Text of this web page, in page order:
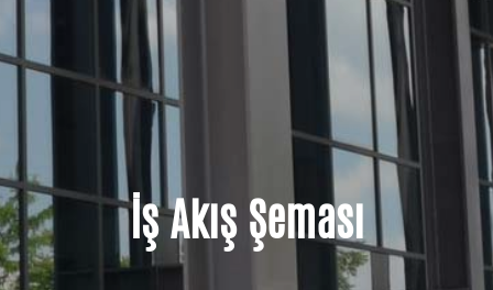
İş Akış Şeması